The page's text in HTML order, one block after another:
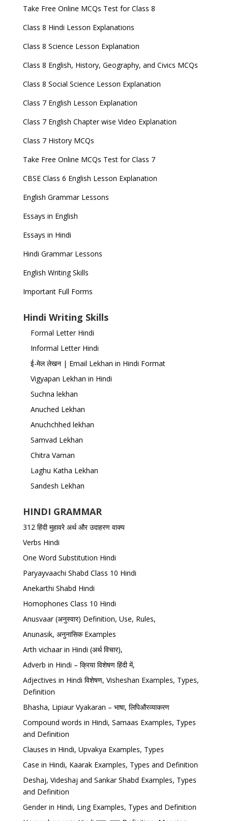
Take Free Online MCQs Test for Class 8
Class 8 Hindi Lesson Explanations
Class 8 Science Lesson Explanation
Class 8 English, History, Geography, and Civics MCQs
Class 8 Social Science Lesson Explanation
Class 7 English Lesson Explanation
Class 7 English Chapter wise Video Explanation
Class 7 History MCQs
Take Free Online MCQs Test for Class 7
CBSE Class 6 English Lesson Explanation
English Grammar Lessons
Essays in English
Essays in Hindi
Hindi Grammar Lessons
English Writing Skills
Important Full Forms
Hindi Writing Skills
Formal Letter Hindi
Informal Letter Hindi
ई-मेल लेखन | Email Lekhan in Hindi Format
Vigyapan Lekhan in Hindi
Suchna lekhan
Anuched Lekhan
Anuchchhed lekhan
Samvad Lekhan
Chitra Varnan
Laghu Katha Lekhan
Sandesh Lekhan
HINDI GRAMMAR
312 हिंदी मुहावरे अर्थ और उदाहरण वाक्य
Verbs Hindi
One Word Substitution Hindi
Paryayvaachi Shabd Class 10 Hindi
Anekarthi Shabd Hindi
Homophones Class 10 Hindi
Anusvaar (अनुस्वार) Definition, Use, Rules,
Anunasik, अनुनासिक Examples
Arth vichaar in Hindi (अर्थ विचार),
Adverb in Hindi – क्रिया विशेषण हिंदी में,
Adjectives in Hindi विशेषण, Visheshan Examples, Types,
Definition
Bhasha, Lipiaur Vyakaran – भाषा, लिपिऔरव्याकरण
Compound words in Hindi, Samaas Examples, Types
and Definition
Clauses in Hindi, Upvakya Examples, Types
Case in Hindi, Kaarak Examples, Types and Definition
Deshaj, Videshaj and Sankar Shabd Examples, Types
and Definition
Gender in Hindi, Ling Examples, Types and Definition